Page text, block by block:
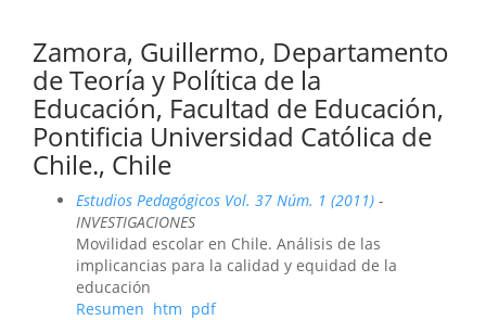
Zamora, Guillermo, Departamento
de Teoría y Política de la
Educación, Facultad de Educación,
Pontificia Universidad Católica de
Chile., Chile
Estudios Pedagógicos Vol. 37 Núm. 1 (2011) -
INVESTIGACIONES
Movilidad escolar en Chile. Análisis de las
implicancias para la calidad y equidad de la
educación
Resumen htm pdf